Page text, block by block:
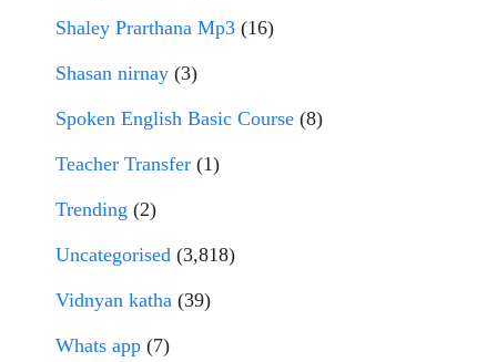
Shaley Prarthana Mp3 (16)
Shasan nirnay (3)
Spoken English Basic Course (8)
Teacher Transfer (1)
Trending (2)
Uncategorised (3,818)
Vidnyan katha (39)
Whats app (7)